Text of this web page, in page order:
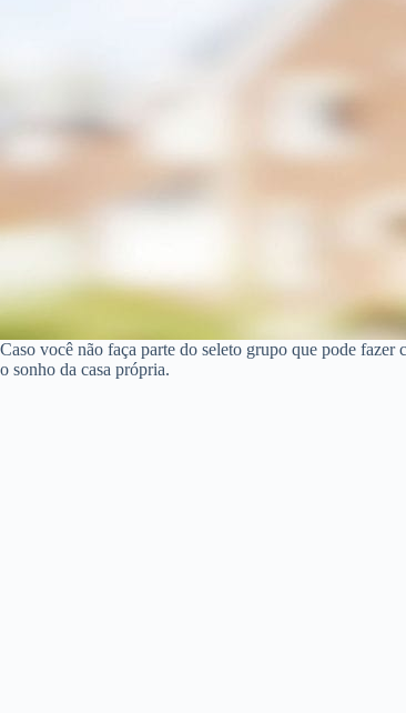
Caso você não faça parte do seleto grupo que pode
o sonho da casa própria.